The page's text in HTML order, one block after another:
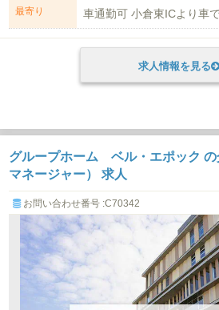
最寄り 車通勤可 小倉東ICより車
求人情報を見る
グループホーム ベル・エポック の
マネージャー） 求人
お問い合わせ番号 :C70342